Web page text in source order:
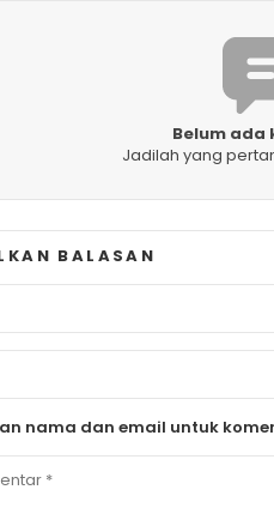
Belum ada
Jadilah yang
BALASAN
nama dan email untuk